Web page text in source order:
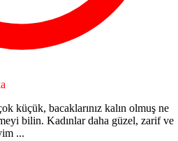
küçük, ba­caklarınız kalın olmuş ne
bilin. Kadınlar daha güzel, zarif ve
...